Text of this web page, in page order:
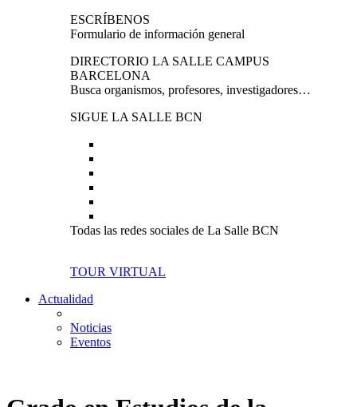
ESCRÍBENOS
Formulario de información general
DIRECTORIO LA SALLE CAMPUS
BARCELONA
Busca organismos, profesores, investigadores…
SIGUE LA SALLE BCN
Todas las redes sociales de La Salle BCN
TOUR VIRTUAL
Actualidad
Noticias
Eventos